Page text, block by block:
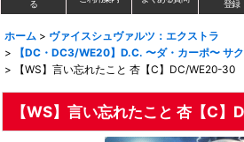
る
登録
ホーム > ヴァイスシュヴァルツ：エクストラ
>
【DC・DC3/WE20】D.C. 〜ダ・カーポ〜 サ
>
【WS】言い忘れたこと 杏【C】DC/WE20-30
【WS】言い忘れたこと 杏【C